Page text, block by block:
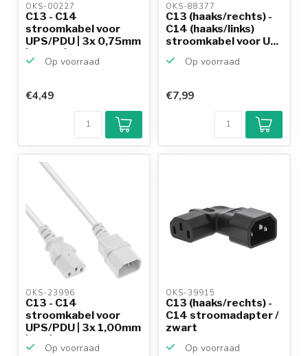
OKS-00227
C13 - C14
stroomkabel voor
UPS/PDU | 3x 0,75mm
| zwart | ...
Op voorraad
€4,49
OKS-88377
C13 (haaks/rechts) -
C14 (haaks/links)
stroomkabel voor U...
Op voorraad
€7,99
OKS-23996
C13 - C14
stroomkabel voor
UPS/PDU | 3x 1,00mm
Op voorraad
OKS-39915
C13 (haaks/rechts) -
C14 stroomadapter /
zwart
Op voorraad